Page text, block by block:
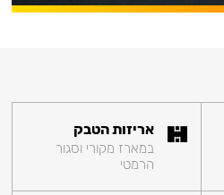
אריזות הטבק
במארז מקורי וסגור
הרמטי